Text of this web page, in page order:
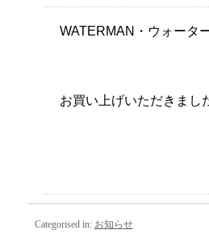
WATERMAN・ウォータ
お買い上げいただきまし
Categorised in: お知らせ